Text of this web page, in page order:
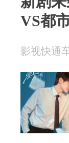
VS都
影视快通